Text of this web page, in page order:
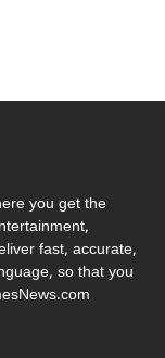
you get the
fast, accurate,
so that you